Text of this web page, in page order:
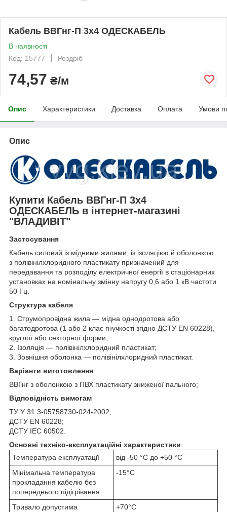
Кабель ВВГнг-П 3х4 ОДЕСКАБЕЛЬ
В наявності
Код: 15777
Роздріб
74,57 ₴/м
Опис Характеристики Доставка Оплата Умови
Опис
Купити Кабель ВВГнг-П 3х4
ОДЕСКАБЕЛЬ в інтернет-магазині
"ВЛАДИВІТ"
Застосування
Кабель силовий із мідними жилами, із ізоляцією й оболонкою
з полівінілхлоридного пластикату призначений для
передавання та розподілу електричної енергії в стаціонарних
установках на номінальну змінну напругу 0,6 або 1 кВ частоти
50 Гц.
Структура кабеля
1. Струмопровідна жила — мідна однодротова або
багатодротова (1 або 2 клас гнучкості згідно ДСТУ EN 60228),
круглої або секторної форми;
2. Ізоляція — полівінілхлоридний пластикат;
3. Зовнішня оболонка — полівінілхлоридний пластикат.
Варіанти виготовлення
ВВГнг з оболонкою з ПВХ пластикату зниженої пального;
Відповідність вимогам
ТУ У 31.3-05758730-024-2002;
ДСТУ EN 60228;
ДСТУ IEC 60502.
Основні техніко-експлуатаційні характеристики
Температура експлуатації
від -50 °C до +50 °C
Мінімальна температура
прокладання кабелю без
попереднього підігрівання
-15°С
Тривало допустима
+70°С